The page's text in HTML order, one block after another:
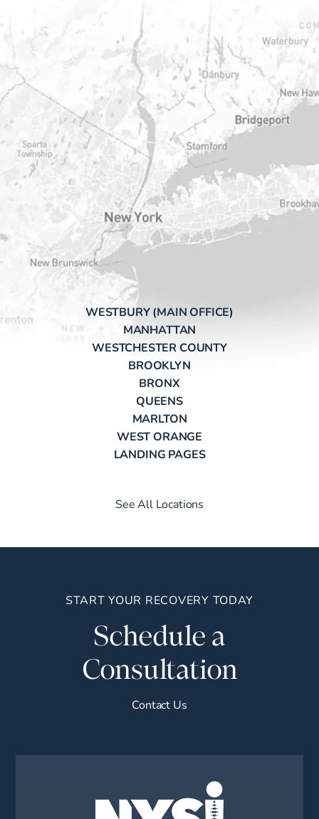
WESTBURY (MAIN OFFICE)
MANHATTAN
WESTCHESTER COUNTY
BROOKLYN
BRONX
QUEENS
MARLTON
WEST ORANGE
LANDING PAGES
See All Locations
START YOUR RECOVERY TODAY
Schedule a
Consultation
Contact Us